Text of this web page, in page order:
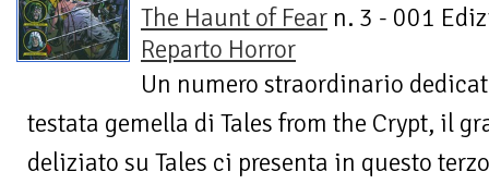
The Haunt of Fear n. 3 - 001
Reparto Horror
Un numero straordinario
testata gemella di Tales from the Crypt, il
deliziato su Tales ci presenta in questo